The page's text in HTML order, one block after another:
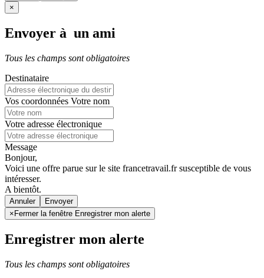
×
Envoyer à un ami
Tous les champs sont obligatoires
Destinataire
Vos coordonnées Votre nom
Votre adresse électronique
Message
Bonjour,
Voici une offre parue sur le site francetravail.fr susceptible de vous
intéresser.
A bientôt.
Annuler
× Fermer la fenêtre Enregistrer mon alerte
Enregistrer mon alerte
Tous les champs sont obligatoires